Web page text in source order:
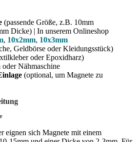
(passende Größe, z.B. 10mm
Dicke) | In unserem Onlineshop
, 10x2mm, 10x3mm
Geldbörse oder Kleidungsstück)
oder Epoxidharz)
oder Nähmaschine
(optional, um Magnete zu
eignen sich Magnete mit einem